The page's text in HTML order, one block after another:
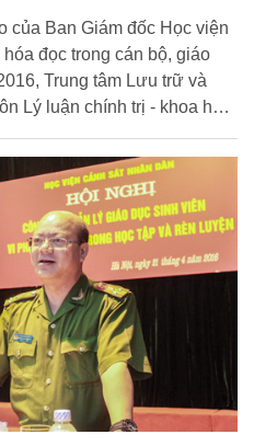
của Ban Giám đốc Học viện
đọc trong cán bộ, giáo
Trung tâm Lưu trữ và
Lý luận chính trị - khoa học
nhân Ngày sách Việt Nam
sinh Chủ tịch Hồ Chí Minh